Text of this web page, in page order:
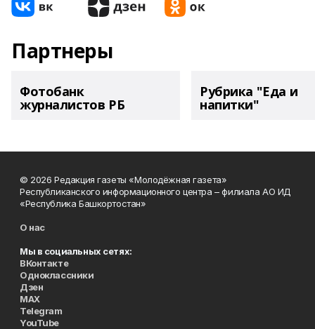
Партнеры
Фотобанк
журналистов РБ
Рубрика "Еда и
напитки"
© 2026 Редакция газеты «Молодёжная газета»
Республиканского информационного центра – филиала АО ИД
«Республика Башкортостан»
О нас
Мы в социальных сетях:
ВКонтакте
Одноклассники
Дзен
MAX
Telegram
YouTube